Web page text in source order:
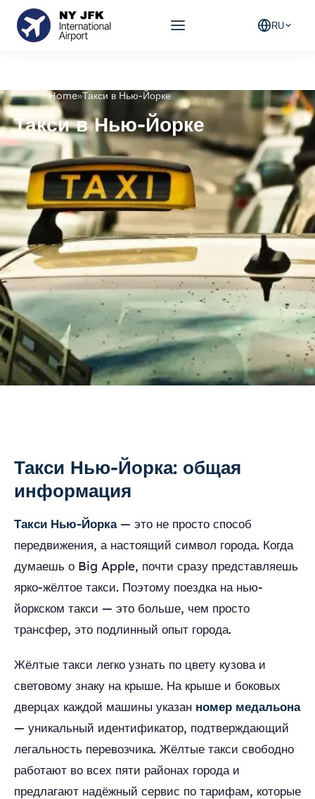
RU
Home»Такси в Нью-Йорке
Такси в Нью-Йорке
Такси Нью-Йорка: общая
информация
Такси Нью-Йорка— это не просто способ
передвижения, а настоящий символ города. Когда
думаешь о Big Apple, почти сразу представляешь
ярко-жёлтое такси. Поэтому поездка на нью-
йоркском такси — это больше, чем просто
трансфер, это подлинный опыт города.
Жёлтые такси легко узнать по цвету кузова и
световому знаку на крыше. На крыше и боковых
дверцах каждой машины указан номер медальона
— уникальный идентификатор, подтверждающий
легальность перевозчика. Жёлтые такси свободно
работают во всех пяти районах города и
предлагают надёжный сервис по тарифам, которые